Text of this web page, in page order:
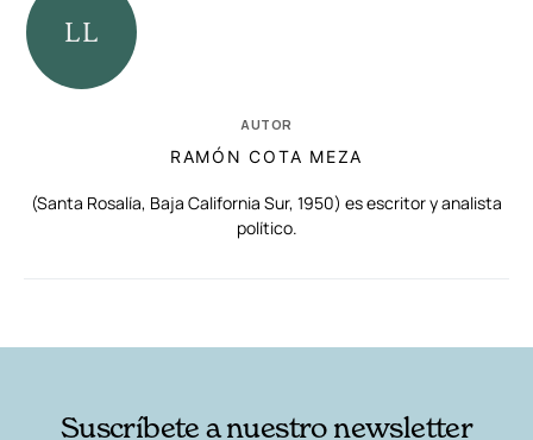
AUTOR
RAMÓN COTA MEZA
(Santa Rosalía, Baja California Sur, 1950) es escritor y analista
político.
Suscríbete a nuestro newsletter